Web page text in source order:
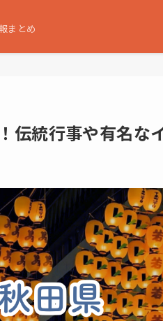
まとめ
伝統行事や有名な